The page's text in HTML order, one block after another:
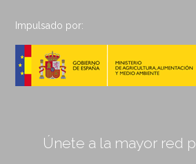
Impulsado por:
Únete a la mayor red